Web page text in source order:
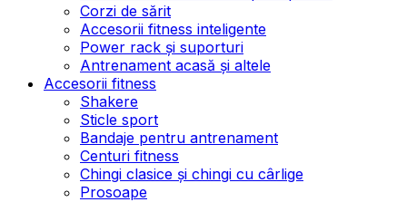
Corzi de sărit
Accesorii fitness inteligente
Power rack și suporturi
Antrenament acasă și altele
Accesorii fitness
Shakere
Sticle sport
Bandaje pentru antrenament
Centuri fitness
Chingi clasice și chingi cu cârlige
Prosoape